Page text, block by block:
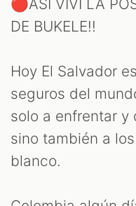
🔴ASÍ VIVÍ LA
DE BUKELE!!
Hoy El Salvador
seguros del
solo a enfrentar y
sino también a
blanco.